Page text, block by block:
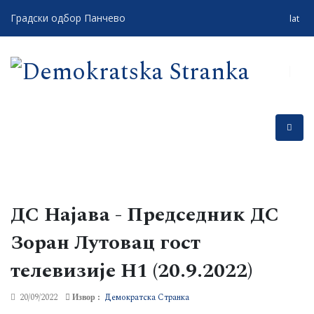
Градски одбор Панчево lat
ДС Најава - Председник ДС
Зоран Лутовац гост
телевизије Н1 (20.9.2022)
20/09/2022 Извор : Демократска Странка